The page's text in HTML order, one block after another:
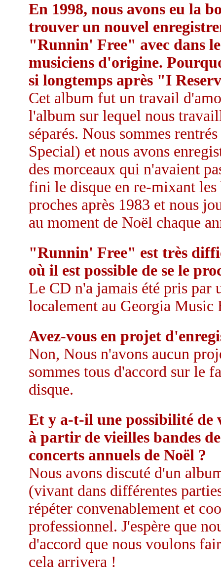
En 1998, nous avons eu la
trouver un nouvel
"Runnin' Free" avec dans
musiciens d'origine.
si longtemps après "I
Cet album fut un travail
l'album sur lequel nous
séparés. Nous sommes
Special) et nous avons
des morceaux qui n'avaient
fini le disque en re-mixant les
proches après 1983 et nous
au moment de Noël chaque
"Runnin' Free" est très
où il est possible de se le
Le CD n'a jamais été pris par
localement au Georgia Music
Avez-vous en projet
Non, Nous n'avons aucun
sommes tous d'accord sur le
disque.
Et y a-t-il une possibilité
à partir de vieilles bandes
concerts annuels de Noël ?
Nous avons discuté d'un
(vivant dans différentes
répéter convenablement et
professionnel. J'espère que
d'accord que nous voulons
cela arrivera !